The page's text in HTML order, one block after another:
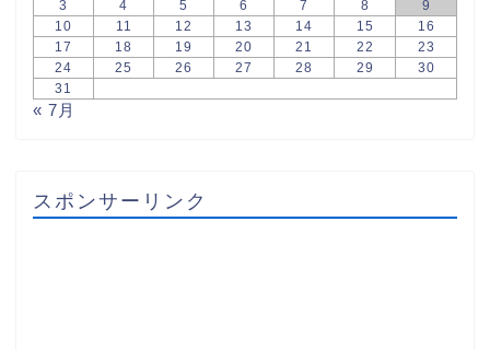
3
4 5 6 7 8
9
10
11 12 13 14 15
16
17
18 19 20 21 22
23
24
25 26 27 28 29
30
31
« 7月
スポンサーリンク